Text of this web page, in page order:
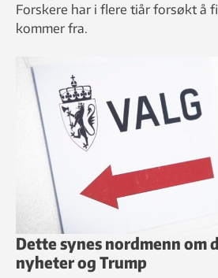
Forskere har i flere tiår forsøkt å
kommer fra.
Dette synes nordmenn om
nyheter og Trump